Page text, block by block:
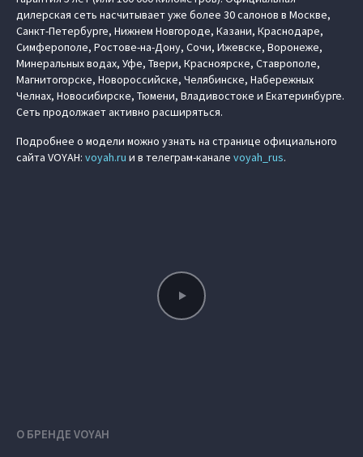
дилерская сеть насчитывает уже более 30 салонов в Москве,
Санкт-Петербурге, Нижнем Новгороде, Казани, Краснодаре,
Симферополе, Ростове-на-Дону, Сочи, Ижевске, Воронеже,
Минеральных водах, Уфе, Твери, Красноярске, Ставрополе,
Магнитогорске, Новороссийске, Челябинске, Набережных
Челнах, Новосибирске, Тюмени, Владивостоке и Екатеринбурге.
Сеть продолжает активно расширяться.
Подробнее о модели можно узнать на странице официального
сайта VOYAH: voyah.ru и в телеграм-канале voyah_rus.
О БРЕНДЕ VOYAH